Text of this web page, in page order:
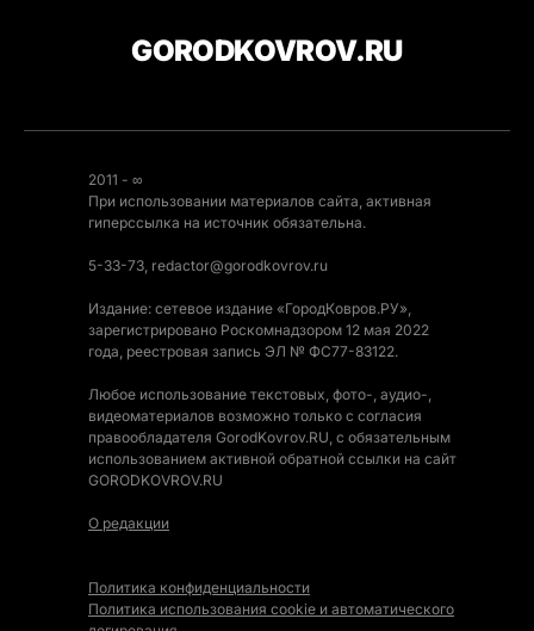
GORODKOVROV.RU
2011 - ∞
При использовании материалов сайта, активная
гиперссылка на источник обязательна.
5-33-73, redactor@gorodkovrov.ru
Издание: сетевое издание «ГородКовров.РУ»,
зарегистрировано Роскомнадзором 12 мая 2022
года, реестровая запись ЭЛ № ФС77-83122.
Любое использование текстовых, фото-, аудио-,
видеоматериалов возможно только с согласия
правообладателя GorodKovrov.RU, с обязательным
использованием активной обратной ссылки на сайт
GORODKOVROV.RU
О редакции
Политика конфиденциальности
Политика использования cookie и автоматического